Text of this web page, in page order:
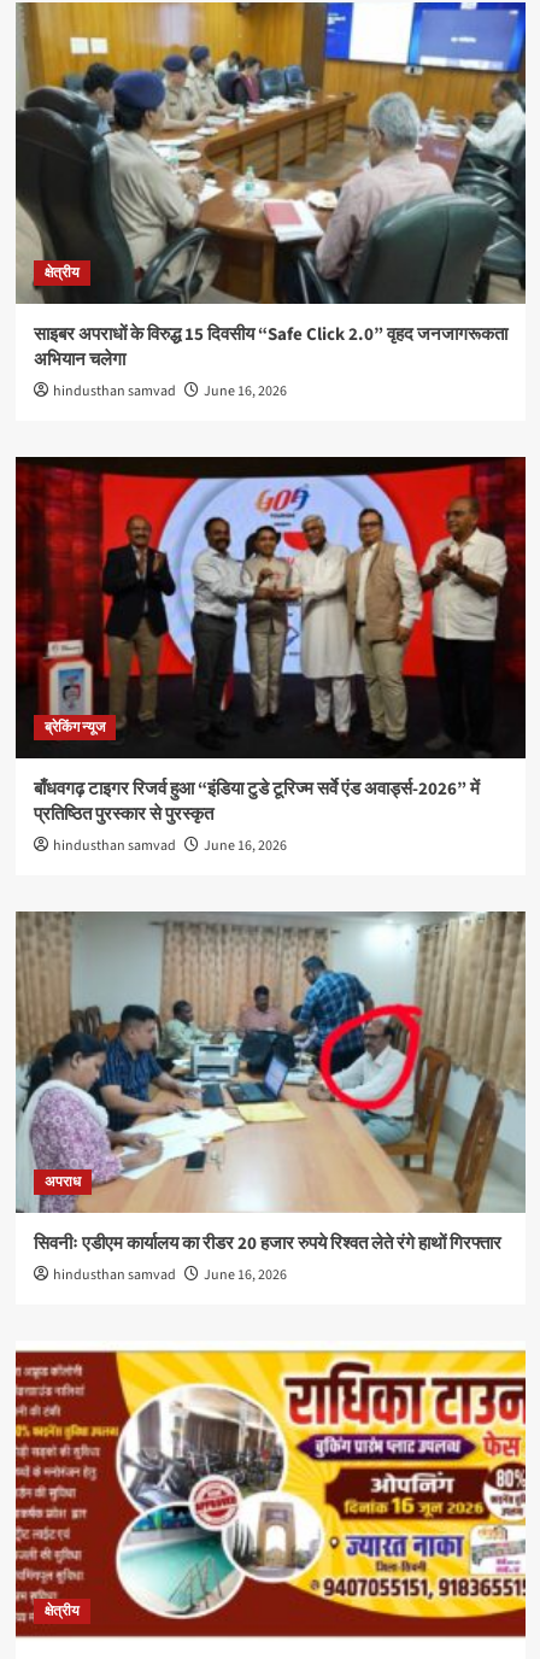
क्षेत्रीय
साइबर अपराधों के विरुद्ध 15 दिवसीय “Safe Click 2.0” वृहद जनजागरूकता
अभियान चलेगा
hindusthan samvad June 16, 2026
ब्रेकिंग न्यूज
बाँधवगढ़ टाइगर रिजर्व हुआ “इंडिया टुडे टूरिज्म सर्वे एंड अवार्ड्स-2026” में
प्रतिष्ठित पुरस्कार से पुरस्कृत
hindusthan samvad June 16, 2026
अपराध
सिवनीः एडीएम कार्यालय का रीडर 20 हजार रुपये रिश्वत लेते रंगे हाथों गिरफ्तार
hindusthan samvad June 16, 2026
क्षेत्रीय